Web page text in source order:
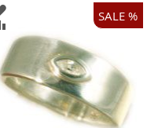
SALE %
ZUR
WUNSCHLISTE
HINZUFÜGEN
ZUR
VERGLEICHSLISTE
HINZUFÜGEN